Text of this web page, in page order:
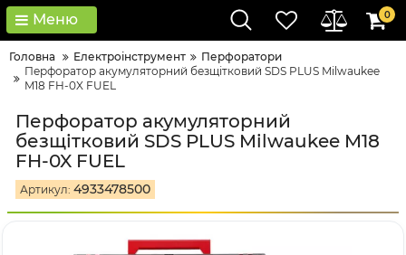
Меню 0
Головна Електроінструмент
Перфоратори
Перфоратор акумуляторний безщітковий SDS PLUS Milwaukee
M18 FH-0X FUEL
Перфоратор акумуляторний
безщітковий SDS PLUS Milwaukee M18
FH-0X FUEL
Артикул: 4933478500